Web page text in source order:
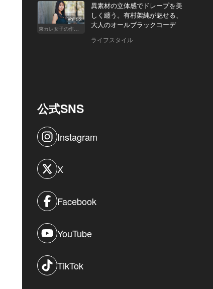
Vol.53
東カレ女子の作り方
異素材の立体感でドレープを美
しく纏う。有村架純が魅せる、
大人のオールブラックコーデ
ライフスタイル
公式SNS
Instagram
X
Facebook
YouTube
TikTok